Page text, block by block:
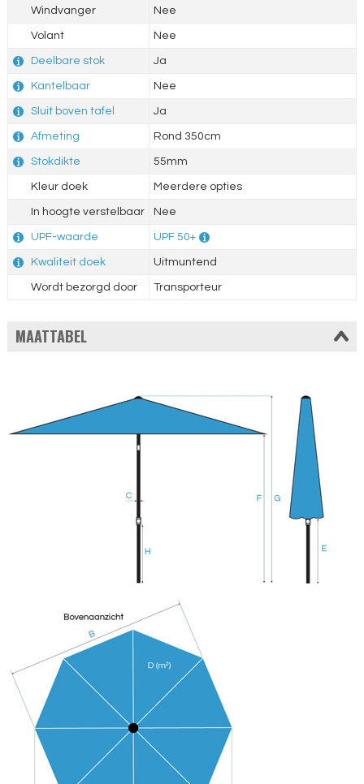
Windvanger Nee
Volant Nee
Deelbare stok Ja
Kantelbaar Nee
Sluit boven tafel Ja
Afmeting Rond 350cm
Stokdikte 55mm
Kleur doek Meerdere opties
In hoogte verstelbaar Nee
UPF-waarde UPF 50+
Kwaliteit doek Uitmuntend
Wordt bezorgd door Transporteur
MAATTABEL